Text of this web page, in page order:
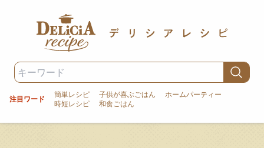
注目ワード 簡単レシピ 子供が喜ぶごはん
ホームパーティー
時短レシピ
和食ごはん